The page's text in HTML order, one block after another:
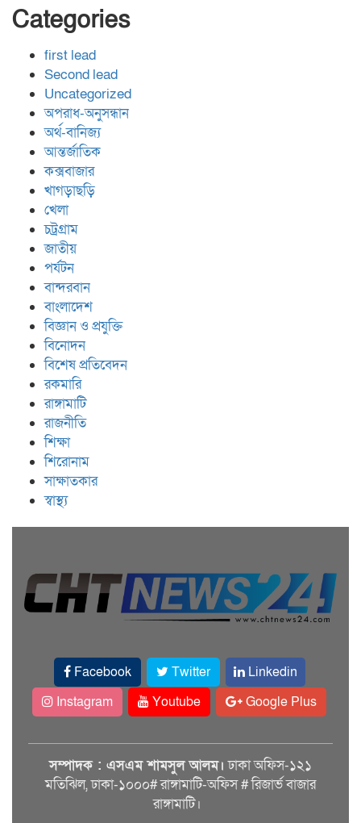
Categories
first lead
Second lead
Uncategorized
অপরাধ-অনুসন্ধান
অর্থ-বানিজ্য
আন্তর্জাতিক
কক্সবাজার
খাগড়াছড়ি
খেলা
চট্রগ্রাম
জাতীয়
পর্যটন
বান্দরবান
বাংলাদেশ
বিজ্ঞান ও প্রযুক্তি
বিনোদন
বিশেষ প্রতিবেদন
রকমারি
রাঙ্গামাটি
রাজনীতি
শিক্ষা
শিরোনাম
সাক্ষাতকার
স্বাস্থ্য
Facebook Twitter
Linkedin
Instagram
Youtube Google Plus
সম্পাদক : এসএম শামসুল আলম। ঢাকা অফিস-১২১
মতিঝিল, ঢাকা-১০০০# রাঙ্গামাটি-অফিস # রিজার্ভ বাজার
রাঙ্গামাটি।